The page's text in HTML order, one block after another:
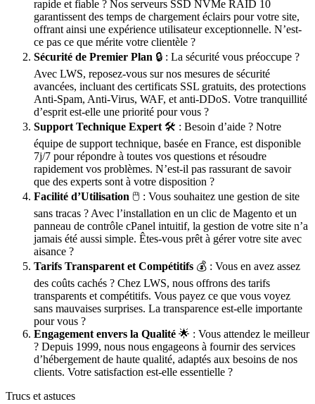
rapide et fiable ? Nos serveurs SSD NVMe RAID 10
garantissent des temps de chargement éclairs pour votre site,
offrant ainsi une expérience utilisateur exceptionnelle. N’est-
ce pas ce que mérite votre clientèle ?
Sécurité de Premier Plan 🔒 : La sécurité vous préoccupe ?
Avec LWS, reposez-vous sur nos mesures de sécurité
avancées, incluant des certificats SSL gratuits, des protections
Anti-Spam, Anti-Virus, WAF, et anti-DDoS. Votre tranquillité
d’esprit est-elle une priorité pour vous ?
Support Technique Expert 🛠️️ : Besoin d’aide ? Notre
équipe de support technique, basée en France, est disponible
7j/7 pour répondre à toutes vos questions et résoudre
rapidement vos problèmes. N’est-il pas rassurant de savoir
que des experts sont à votre disposition ?
Facilité d’Utilisation 🖱️️ : Vous souhaitez une gestion de site
sans tracas ? Avec l’installation en un clic de Magento et un
panneau de contrôle cPanel intuitif, la gestion de votre site n’a
jamais été aussi simple. Êtes-vous prêt à gérer votre site avec
aisance ?
Tarifs Transparent et Compétitifs 💰 : Vous en avez assez
des coûts cachés ? Chez LWS, nous offrons des tarifs
transparents et compétitifs. Vous payez ce que vous voyez
sans mauvaises surprises. La transparence est-elle importante
pour vous ?
Engagement envers la Qualité 🌟 : Vous attendez le meilleur
? Depuis 1999, nous nous engageons à fournir des services
d’hébergement de haute qualité, adaptés aux besoins de nos
clients. Votre satisfaction est-elle essentielle ?
Trucs et astuces